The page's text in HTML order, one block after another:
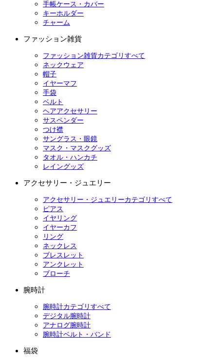
手帳ケース・カバー
キーホルダー
チャーム
ファッション雑貨
ファッション雑貨カテゴリすべて
ネックウェア
帽子
イヤーマフ
手袋
ベルト
ヘアアクセサリー
サスペンダー
つけ襟
サングラス・眼鏡
マスク・マスクグッズ
タオル・ハンカチ
レイングッズ
アクセサリー・ジュエリー
アクセサリー・ジュエリーカテゴリすべて
ピアス
イヤリング
イヤーカフ
リング
ネックレス
ブレスレット
アンクレット
ブローチ
腕時計
腕時計カテゴリすべて
デジタル腕時計
アナログ腕時計
腕時計ベルト・バンド
福袋